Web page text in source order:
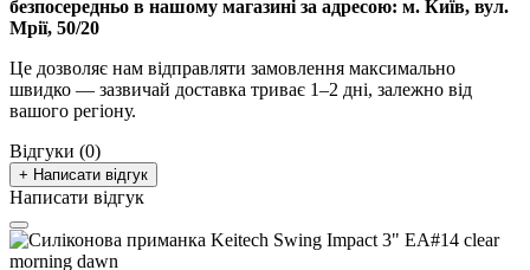
безпосередньо в нашому магазині за адресою: м. Київ, вул.
Мрії, 50/20
Це дозволяє нам відправляти замовлення максимально
швидко — зазвичай доставка триває 1–2 дні, залежно від
вашого регіону.
Відгуки (0)
+ Написати відгук
Написати відгук